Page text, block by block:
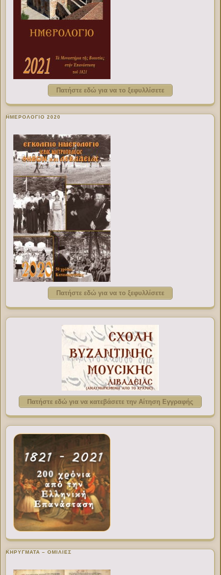
Πατήστε εδώ για να το ξεφυλλίσετε
ΗΜΕΡΟΛΟΓΙΟ 2020
Πατήστε εδώ για να το ξεφυλλίσετε
Πατήστε εδώ για να κατεβάσετε την Αίτηση Εγγραφής
ΚΗΡΥΓΜΑΤΑ – ΟΜΙΛΙΕΣ